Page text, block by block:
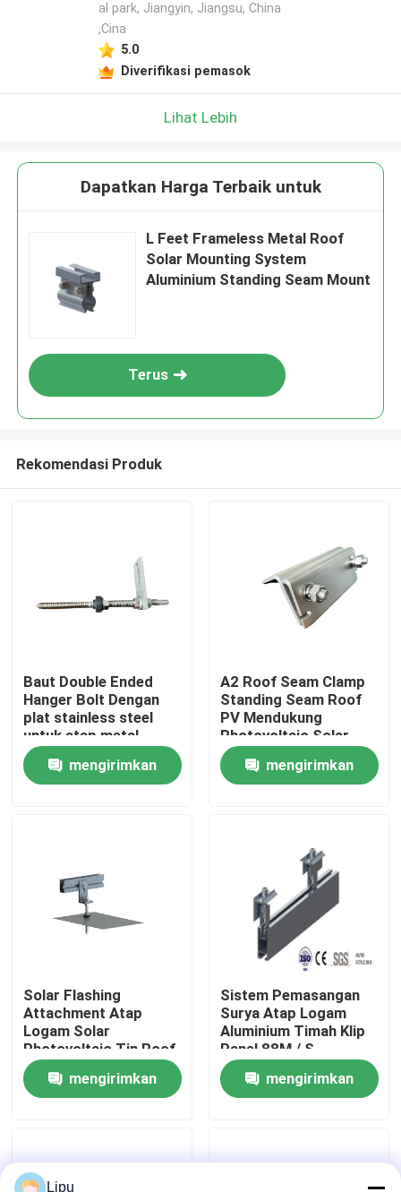
Rumah
Produk
Video
Tentang kami
Kontrol kualitas
Hubungi kami
Sistem Pemasangan PV Surya
al park, Jiangyin, Jiangsu, China
,Cina
5.0
Diverifikasi pemasok
Lihat Lebih
Dapatkan Harga Terbaik untuk
L Feet Frameless Metal Roof
Solar Mounting System
Aluminium Standing Seam Mount
Terus
Rekomendasi Produk
Baut Double Ended
Hanger Bolt Dengan
plat stainless steel
untuk atap metal
dengan purlin kayu
mengirimkan
A2 Roof Seam Clamp
Standing Seam Roof
PV Mendukung
Photovoltaic Solar
Assembly
mengirimkan
Solar Flashing
Attachment Atap
Logam Solar
Photovoltaic Tin Roof
Mount
mengirimkan
Sistem Pemasangan
Surya Atap Logam
Aluminium Timah Klip
Panel 88M / S
mengirimkan
Lipu